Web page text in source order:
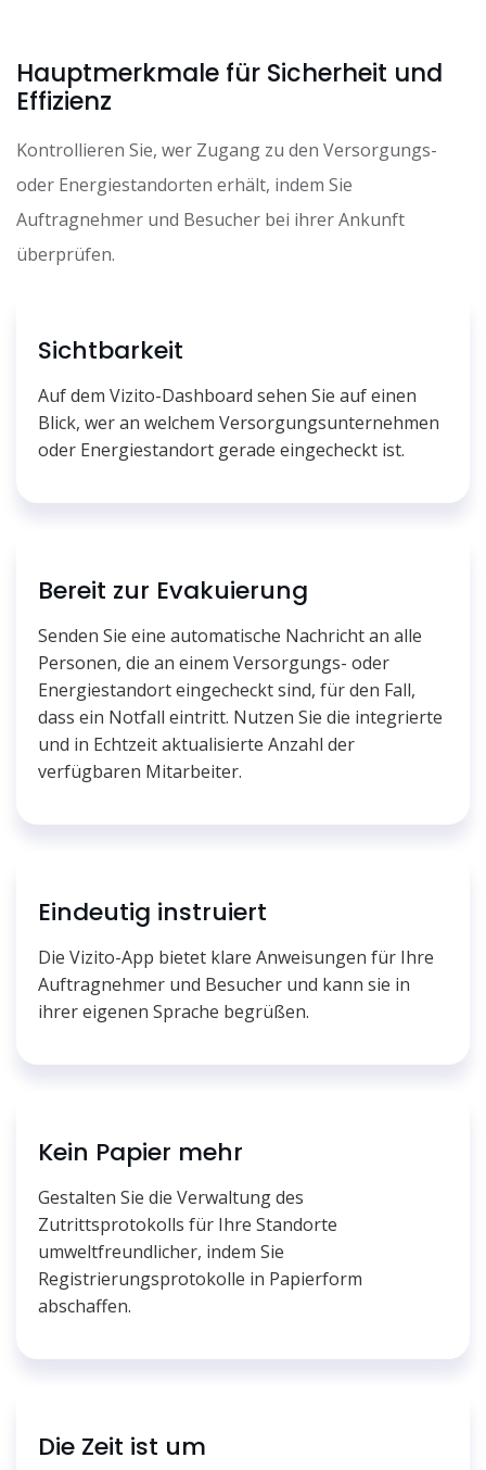
Hauptmerkmale für Sicherheit und
Effizienz
Kontrollieren Sie, wer Zugang zu den Versorgungs-
oder Energiestandorten erhält, indem Sie
Auftragnehmer und Besucher bei ihrer Ankunft
überprüfen.
Sichtbarkeit
Auf dem Vizito-Dashboard sehen Sie auf einen
Blick, wer an welchem Versorgungsunternehmen
oder Energiestandort gerade eingecheckt ist.
Bereit zur Evakuierung
Senden Sie eine automatische Nachricht an alle
Personen, die an einem Versorgungs- oder
Energiestandort eingecheckt sind, für den Fall,
dass ein Notfall eintritt. Nutzen Sie die integrierte
und in Echtzeit aktualisierte Anzahl der
verfügbaren Mitarbeiter.
Eindeutig instruiert
Die Vizito-App bietet klare Anweisungen für Ihre
Auftragnehmer und Besucher und kann sie in
ihrer eigenen Sprache begrüßen.
Kein Papier mehr
Gestalten Sie die Verwaltung des
Zutrittsprotokolls für Ihre Standorte
umweltfreundlicher, indem Sie
Registrierungsprotokolle in Papierform
abschaffen.
Die Zeit ist um